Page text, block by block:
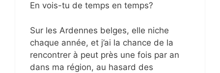
En vois-tu de temps en temps?
Sur les Ardennes belges, elle niche
chaque année, et j’ai la chance de la
rencontrer à peut près une fois par an
dans ma région, au hasard des